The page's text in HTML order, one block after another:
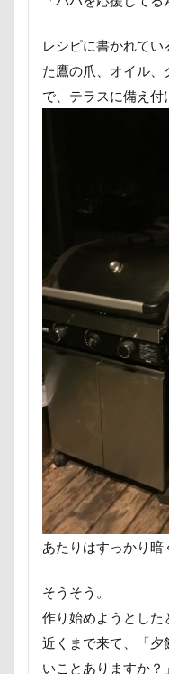
レシピに書かれて
た鷹の爪、オイル
で、テラスに備え付
あたりはすっかり暗
そうそう。
作り始めようとした
近くまで来て、「夕
いことありますか
アイリスオーヤマ
アポロくん
ア
わん宿うの浜館
イケメン
イオ
アンちゃん
アルジェントくん
アル0才
アル0
わんダフルネイチャ
ほうとう 富士の茶屋
めいちゃん
りあん君
ま
まるくん
まめ
ますの寿し
ま
ぽーくん
よも
わんコレ
ろう人形
ろい
るるちゃん
る